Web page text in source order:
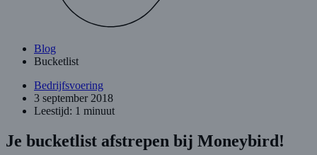
Blog
Bucketlist
Bedrijfsvoering
3 september 2018
Leestijd: 1 minuut
Je bucketlist afstrepen bij Moneybird!